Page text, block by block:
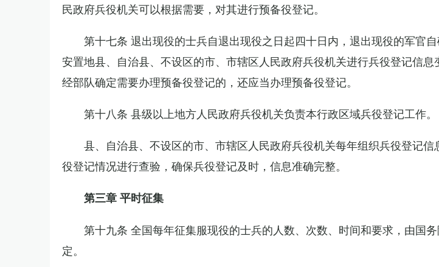
民政府兵役机关可以根据需要，对其进行预备役登记。
第十七条 退出现役的士兵自退出现役之日起四十日内，退出现役的军官
安置地县、自治县、不设区的市、市辖区人民政府兵役机关进行兵役登记信息
经部队确定需要办理预备役登记的，还应当办理预备役登记。
第十八条 县级以上地方人民政府兵役机关负责本行政区域兵役登记工作。
县、自治县、不设区的市、市辖区人民政府兵役机关每年组织兵役登记
役登记情况进行查验，确保兵役登记及时，信息准确完整。
第三章 平时征集
第十九条 全国每年征集服现役的士兵的人数、次数、时间和要求，由国
定。